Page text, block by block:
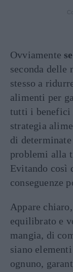
Ovviamente
seconda delle
stesso a
alimenti per
tutti i benefici
strategia
di
problemi alla
Evitando così
conseguenze
Appare
equilibrato e
mangia, di
siano
ognuno,